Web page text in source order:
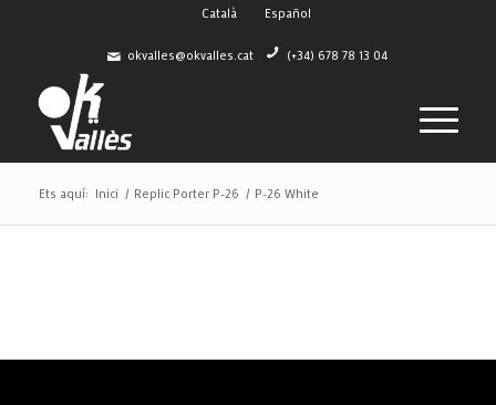
Català Español
okvalles@okvalles.cat (+34) 678 78 13 04
Ets aquí: Inici / Replic Porter P-26 / P-26 White